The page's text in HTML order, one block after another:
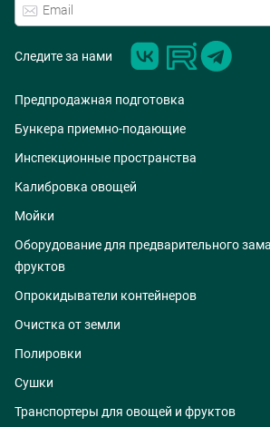
Следите за нами
Предпродажная подготовка
Бункера приемно-подающие
Инспекционные пространства
Калибровка овощей
Мойки
Оборудование для предварительного
фруктов
Опрокидыватели контейнеров
Очистка от земли
Полировки
Сушки
Транспортеры для овощей и фруктов